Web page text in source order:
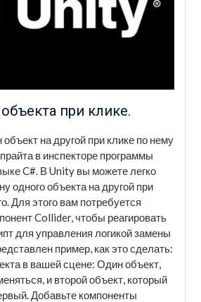
при клике.
на другой при клике по нему
в инспекторе программы
C#. В Unity вы можете легко
одного объекта на другой при
Для этого вам потребуется
Collider, чтобы реагировать
для управления логикой замены
пример, как это сделать:
в вашей сцене: Один объект,
и второй объект, который
Добавьте компоненты